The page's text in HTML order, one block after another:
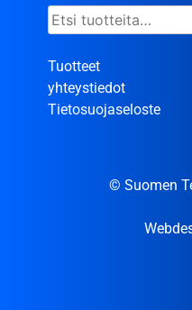
Etsi:
Tuotteet
yhteystiedot
Tietosuojaseloste
© Suomen